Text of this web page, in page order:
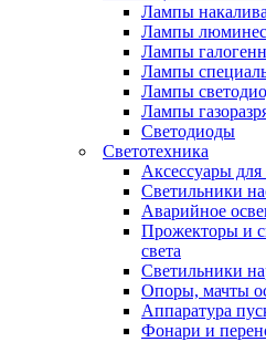
Лампы
Лампы
Лампы
Лампы
Лампы
Лампы
Светодиоды
Светотехника
Аксессуары для
Светильники
Аварийное
Прожекторы и
света
Светильники
Опоры, мачты
Аппаратура
Фонари и